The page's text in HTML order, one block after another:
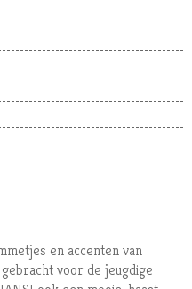
en accenten van
voor de jeugdige